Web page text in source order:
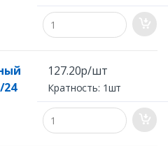
24
127.20р/шт
Кратность: 1шт